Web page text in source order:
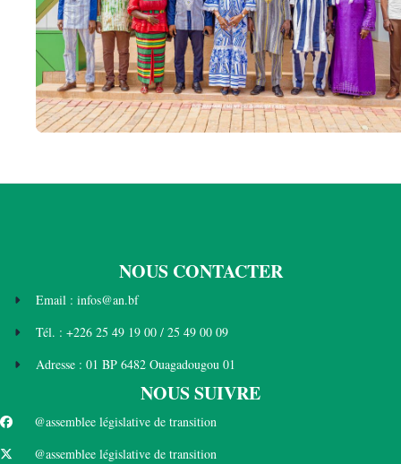
NOUS CONTACTER
Email : infos@an.bf
Tél. : +226 25 49 19 00 / 25 49 00 09
Adresse : 01 BP 6482 Ouagadougou 01
NOUS SUIVRE
@assemblee législative de transition
@assemblee législative de transition